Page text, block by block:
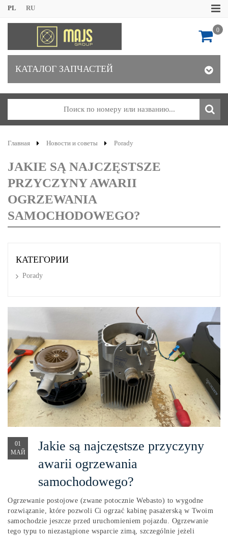
PL RU
0
КАТАЛОГ ЗАПЧАСТЕЙ
Главная Новости и советы Porady
JAKIE SĄ NAJCZĘSTSZE
PRZYCZYNY AWARII
OGRZEWANIA
SAMOCHODOWEGO?
КАТЕГОРИИ
Porady
01
МАЙ
Jakie są najczęstsze przyczyny
awarii ogrzewania
samochodowego?
Ogrzewanie postojowe (zwane potocznie Webasto) to wygodne
rozwiązanie, które pozwoli Ci ogrzać kabinę pasażerską w Twoim
samochodzie jeszcze przed uruchomieniem pojazdu. Ogrzewanie
tego typu to niezastąpione wsparcie zimą, szczególnie jeżeli